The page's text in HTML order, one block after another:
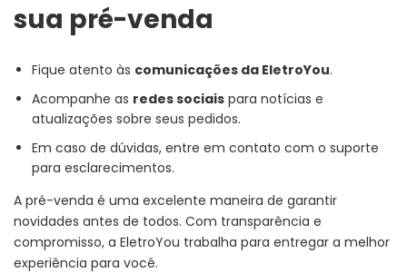
sua pré-venda
Fique atento às comunicações da EletroYou.
Acompanhe as redes sociais para notícias e
atualizações sobre seus pedidos.
Em caso de dúvidas, entre em contato com o suporte
para esclarecimentos.
A pré-venda é uma excelente maneira de garantir
novidades antes de todos. Com transparência e
compromisso, a EletroYou trabalha para entregar a melhor
experiência para você.